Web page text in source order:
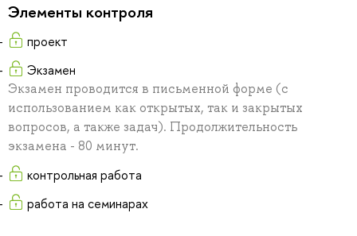
Элементы контроля
проект
Экзамен
Экзамен проводится в письменной форме (с
использованием как открытых, так и закрытых
вопросов, а также задач). Продолжительность
экзамена - 80 минут.
контрольная работа
работа на семинарах